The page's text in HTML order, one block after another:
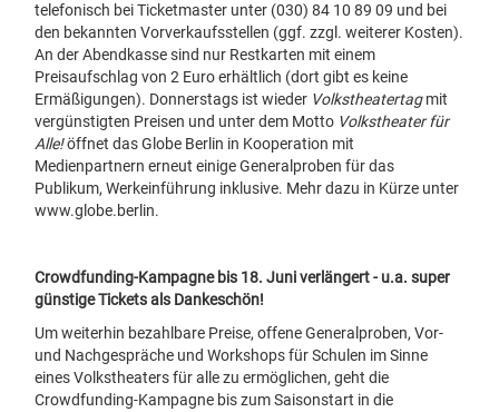
telefonisch bei Ticketmaster unter (030) 84 10 89 09 und bei
den bekannten Vorverkaufsstellen (ggf. zzgl. weiterer Kosten).
An der Abendkasse sind nur Restkarten mit einem
Preisaufschlag von 2 Euro erhältlich (dort gibt es keine
Ermäßigungen). Donnerstags ist wieder Volkstheatertagmit
vergünstigten Preisen und unter dem Motto Volkstheater für
Alle!öffnet das Globe Berlin in Kooperation mit
Medienpartnern erneut einige Generalproben für das
Publikum, Werkeinführung inklusive. Mehr dazu in Kürze unter
www.globe.berlin.
Crowdfunding-Kampagne bis 18. Juni verlängert - u.a. super
günstige Tickets als Dankeschön!
Um weiterhin bezahlbare Preise, offene Generalproben, Vor-
und Nachgespräche und Workshops für Schulen im Sinne
eines Volkstheaters für alle zu ermöglichen, geht die
Crowdfunding-Kampagne bis zum Saisonstart in die